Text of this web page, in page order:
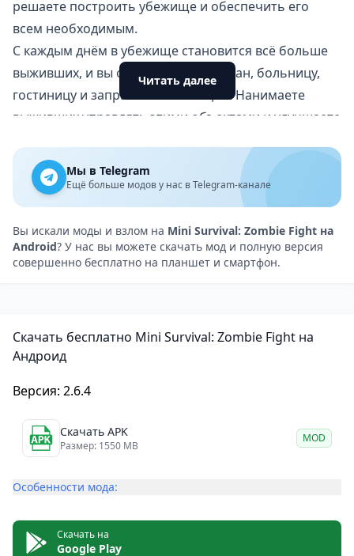
решаете построить убежище и обеспечить его
всем необходимым.
С каждым днём в убежище становится всё больше
выживших, и вы открываете ресторан, больницу,
гостиницу и заправочные станции. Нанимаете
выживших управлять этими объектами и улучшаете
Зомби приближаются
Ночью зомби подстерегают вас, когда вы спите.
Внезапно вы слышите сигнал тревоги и видите, как
орда зомби осаждает ваше убежище.
Чтобы защитить себя, вы строите сторожевые
вышки и устанавливаете на них мощные спутники.
Каждый выживший имеет свои профессиональные
навыки и боевые способности. Они помогут вам
собирать ресурсы и сражаться с зомби.
Исследуйте неизведанные регионы
Вам предстоит исследовать неизведанные земли
острова, полных опасностей. Будьте осторожны с
Главная цель — выжить!
Читать далее
Мы в Telegram
Ещё больше модов у нас в Telegram-канале
Вы искали моды и взлом на Mini Survival: Zombie Fight на
Android? У нас вы можете скачать мод и полную версия
совершенно бесплатно на планшет и смартфон.
Скачать бесплатно Mini Survival: Zombie Fight на
Андроид
Версия: 2.6.4
Скачать APK
Размер: 1550 MB
MOD
Особенности мода:
Скачать на
Google Play